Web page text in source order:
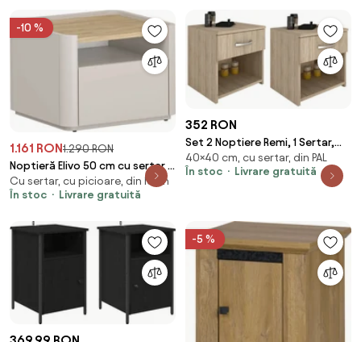
-10 %
1.161 RON1.290 RON
Noptieră Elivo 50 cm cu sertar -
cașmir / stejar uleiat
Cu sertar, cu picioare, din lemn
În stoc
Livrare gratuită
352 RON
Set 2 Noptiere Remi, 1 Sertar,
Stejar Sonoma, 40 x 35 x 40 cm
40×40 cm, cu sertar, din PAL
În stoc
Livrare gratuită
-5 %